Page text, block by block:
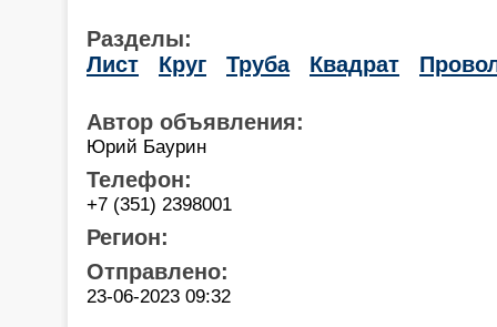
Разделы:
Лист
Круг Труба Квадрат
Автор объявления:
Юрий Баурин
Телефон:
+7 (351) 2398001
Регион:
Отправлено:
23-06-2023 09:32